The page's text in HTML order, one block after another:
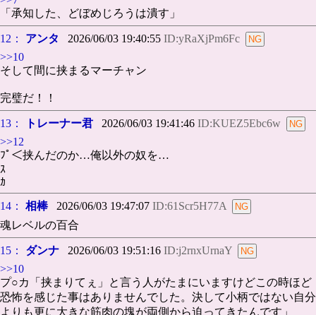
「承知した、どぼめじろうは潰す」
12： アンタ 2026/06/03 19:40:55 ID:yRaXjPm6Fc
>>10
そして間に挟まるマーチャン
完璧だ！！
13： トレーナー君 2026/06/03 19:41:46 ID:KUEZ5Ebc6w
>>12
ﾌﾟ＜挟んだのか…俺以外の奴を…
ｽ
ｶ
14：
相棒2026/06/03 19:47:07 ID:61Scr5H77A
魂レベルの百合
15： ダンナ 2026/06/03 19:51:16 ID:j2rnxUrnaY
>>10
プ○カ「挟まりてぇ」と言う人がたまにいますけどこの時ほど
恐怖を感じた事はありませんでした。決して小柄ではない自分
よりも更に大きな筋肉の塊が両側から迫ってきたんです」